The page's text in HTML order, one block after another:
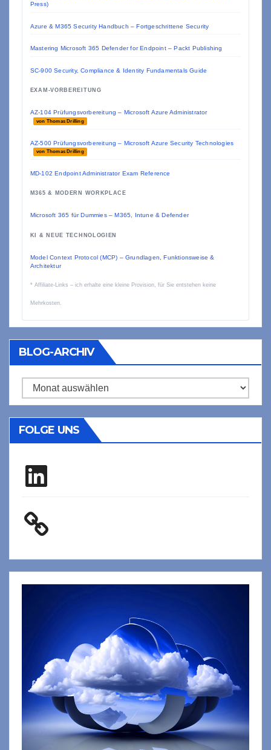
Press)
Azure & M365 Security Handbuch – Fortgeschrittene Security
Mastering Microsoft 365 Defender for Endpoint – Packt Publishing
SC-900 Security, Compliance & Identity Fundamentals Guide
EXAM-VORBEREITUNG
AZ-104 Prüfungsvorbereitung – Microsoft Azure Administrator
von Thomas Drilling
AZ-500 Prüfungsvorbereitung – Microsoft Azure Security Technologies
von Thomas Drilling
MD-102 Endpoint Administrator Exam Reference
M365 & MODERN WORKPLACE
Microsoft 365 für Dummies – M365, Intune & Defender
KI & NEUE TECHNOLOGIEN
Model Context Protocol (MCP) – Grundlagen, Funktionsweise &
Architektur
* Affiliate-Links – ich erhalte eine kleine Provision, für Sie entstehen keine
Mehrkosten.
BLOG-ARCHIV
Blog-
Archiv
FOLGE UNS
LinkedIn